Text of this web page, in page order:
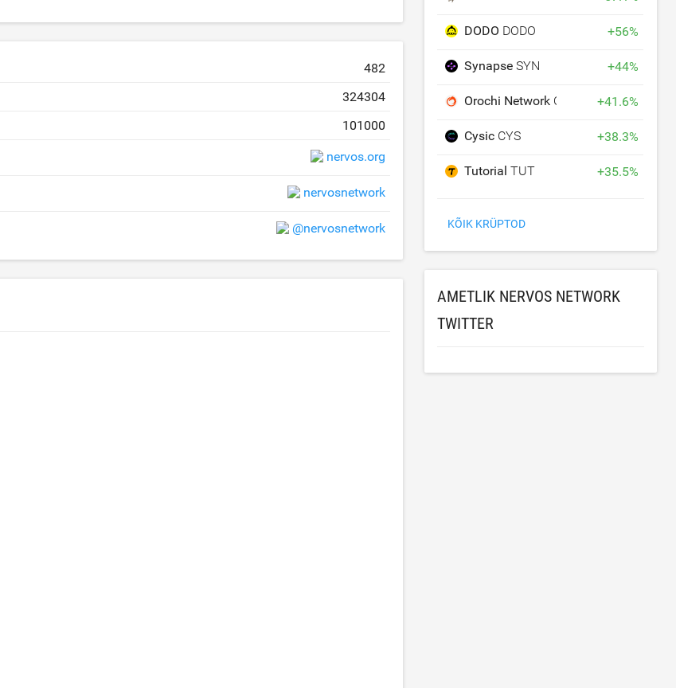
482
324304
101000
nervos.org
nervosnetwork
@nervosnetwork
DODO DODO +56%
SynapseSYN +44%
Orochi Network ON +41.6%
Cysic CYS +38.3%
TutorialTUT +35.5%
KÕIK KRÜPTOD
AMETLIK NERVOS NETWORK
TWITTER